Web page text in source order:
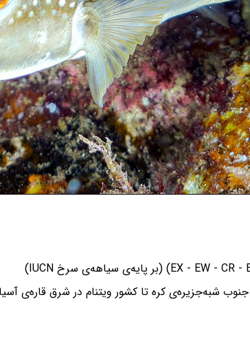
شبه‌جزیره‌ی کره تا کشور ویتنام در شرق قاره‌ی